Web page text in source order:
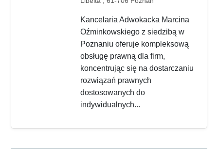
Kancelaria Adwokacka Marcina
Oźminkowskiego z siedzibą w
Poznaniu oferuje kompleksową
obsługę prawną dla firm,
koncentrując się na dostarczaniu
rozwiązań prawnych
dostosowanych do
indywidualnych...